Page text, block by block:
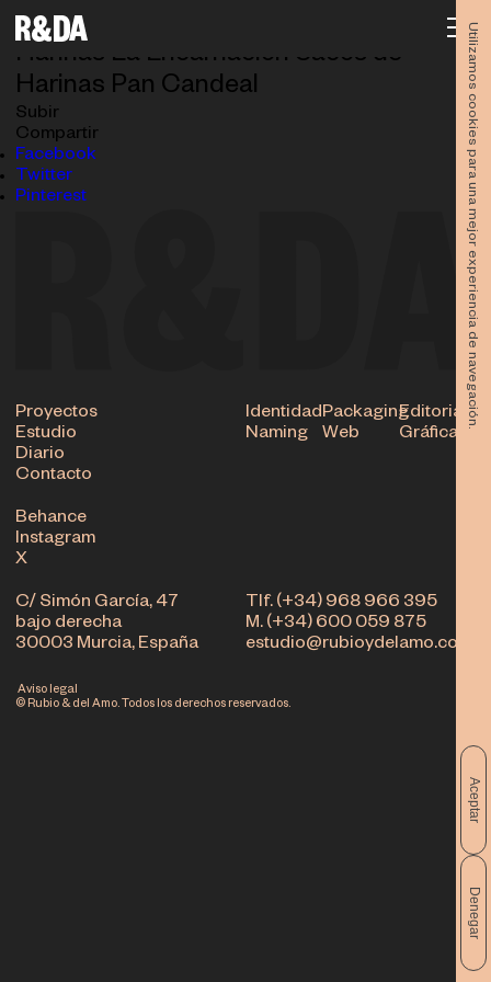
Utilizamos cookies para una mejor experiencia de navegación.
Aceptar
Denegar
18.07.2025
Harinas La Encarnación Sacos de
Harinas Pan Candeal
Subir
Compartir
Facebook
Twitter
Pinterest
Tlf. (+34) 968 966 395
M. (+34) 600 059 875
estudio@rubioydelamo.com
C/ Simón García, 47
bajo derecha
30003 Murcia, España
Proyectos
Estudio
Diario
Contacto
IdentidadPackagingEditorial
Naming
Web Gráfica
Behance
Instagram
X
© Rubio & del Amo. Todos los derechos reservados.
Aviso legal